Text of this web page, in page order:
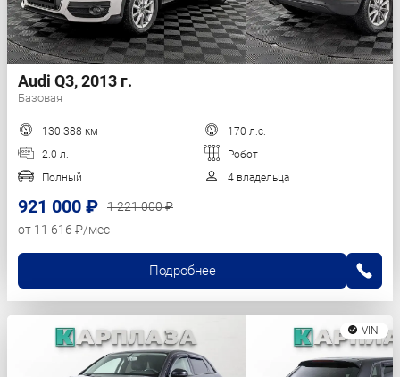
Audi Q3, 2013 г.
Базовая
130 388 км
170 л.с.
2.0 л.
Робот
Полный
4 владельца
921 000 ₽
1 221 000 ₽
от 11 616 ₽/мес
Подробнее
VIN